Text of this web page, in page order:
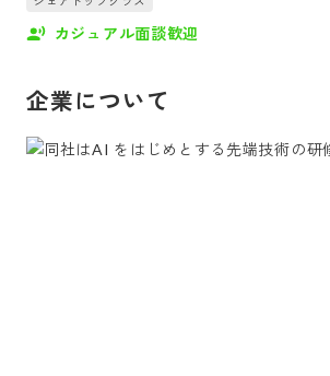
カジュアル面談歓迎
企業について